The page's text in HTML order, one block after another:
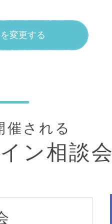
変更する
催される
ン相談